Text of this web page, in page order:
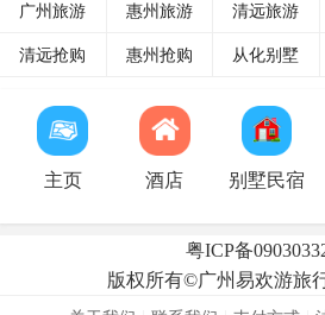
广州旅游 惠州旅游 清远旅游
清远抢购 惠州抢购 从化别墅
主页 酒店 别墅民宿
粤ICP备
版权所有©广州易欢游旅